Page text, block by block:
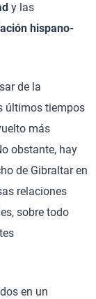
y las
hispano-
de la
últimos tiempos
más
obstante, hay
de Gibraltar en
relaciones
sobre todo
en un